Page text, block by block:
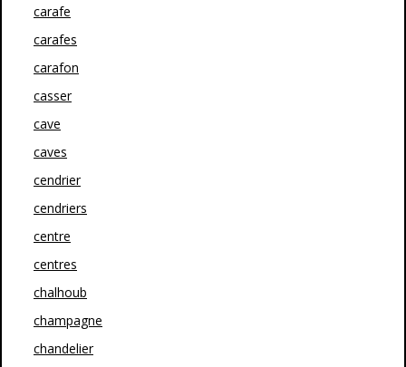
carafe
carafes
carafon
casser
cave
caves
cendrier
cendriers
centre
centres
chalhoub
champagne
chandelier